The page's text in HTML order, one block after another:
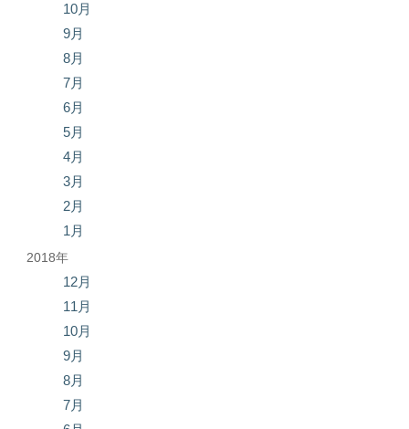
10月
9月
8月
7月
6月
5月
4月
3月
2月
1月
2018年
12月
11月
10月
9月
8月
7月